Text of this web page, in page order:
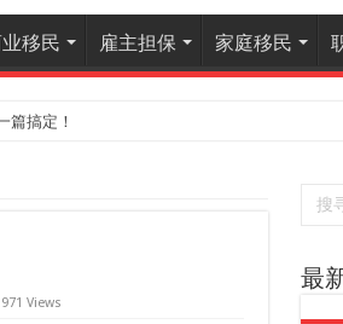
移民 雇主担保 家庭移民
篇搞定！
与声誉的择校指南
971 Views
最